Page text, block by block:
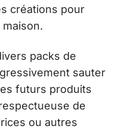
créations pour
packs de
sauter
futurs produits
de
ou autres